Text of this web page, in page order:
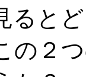
ると
の２